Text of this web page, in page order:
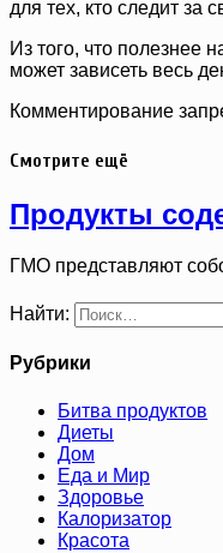
для тех, кто следит за
Из того, что полезнее
может зависеть весь
Комментирование
Смотрите ещё
Продукты
ГМО представляют
Найти:
Рубрики
Битва продуктов
Диеты
Дом
Еда и Мир
Здоровье
Калоризатор
Красота